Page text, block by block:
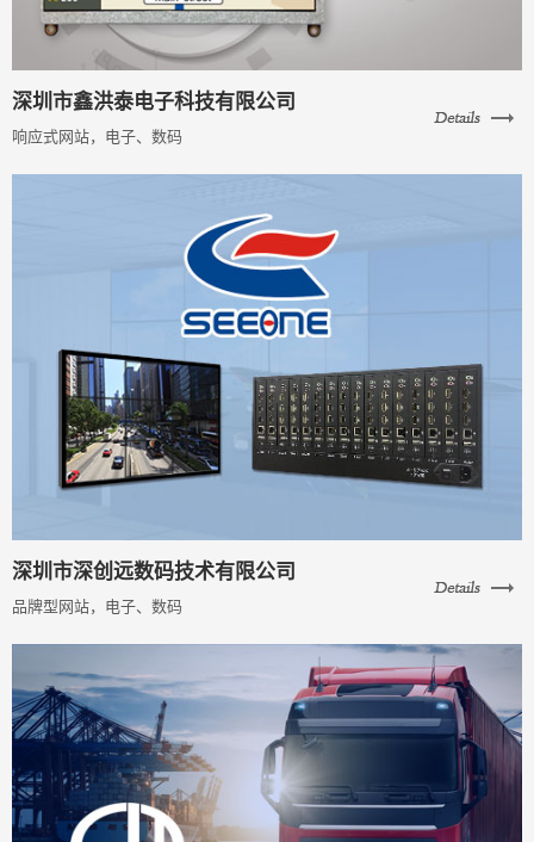
深圳市鑫洪泰电子科技有限公司
响应式网站，电子、数码
深圳市深创远数码技术有限公司
品牌型网站，电子、数码